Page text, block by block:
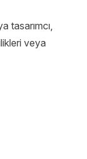
tasarımcı,
veya